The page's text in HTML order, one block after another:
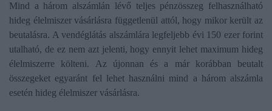
Mind a három alszámlán lévő teljes pénzösszeg felhasználható
hideg élelmiszer vásárlásra függetlenül attól, hogy mikor került az
beutalásra. A vendéglátás alszámlára legfeljebb évi 150 ezer forint
utalható, de ez nem azt jelenti, hogy ennyit lehet maximum hideg
élelmiszerre költeni. Az újonnan és a már korábban beutalt
összegeket egyaránt fel lehet használni mind a három alszámla
esetén hideg élelmiszer vásárlásra.